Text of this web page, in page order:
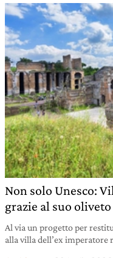
Non solo Unesco:
grazie al suo
Al via un progetto per
alla villa dell’ex imperatore